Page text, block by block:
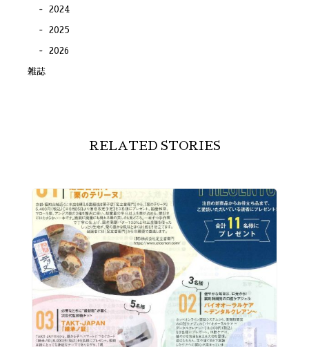
2024
2025
2026
雑誌
RELATED STORIES